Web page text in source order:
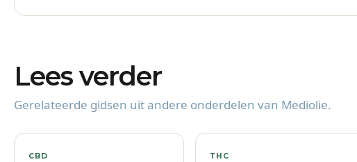
Lees verder
Gerelateerde gidsen uit andere onderdelen van Mediolie.
CBD THC